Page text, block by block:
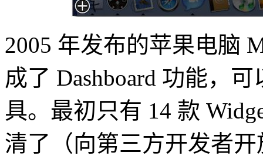
2005 年发布的苹果电脑
成了 Dashboard 功能，
具。最初只有 14 款
清了（向第三方开发者